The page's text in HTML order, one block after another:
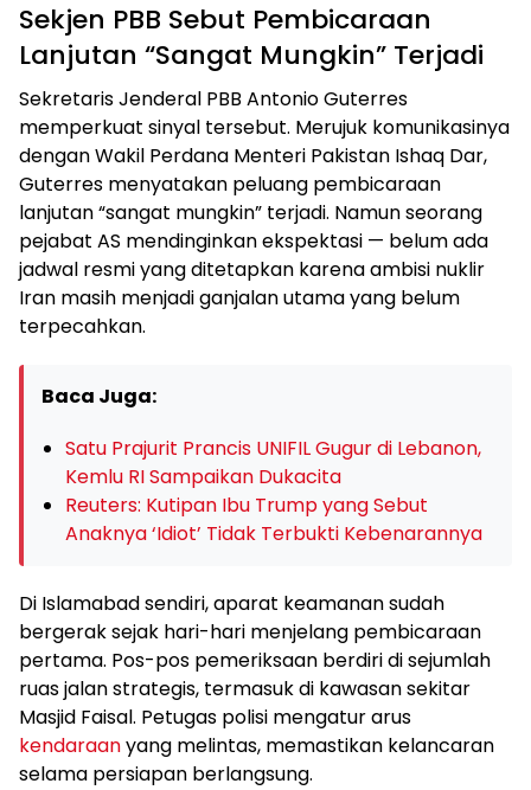
Sekjen PBB Sebut Pembicaraan
Lanjutan “Sangat Mungkin” Terjadi
Sekretaris Jenderal PBB Antonio Guterres
memperkuat sinyal tersebut. Merujuk komunikasinya
dengan Wakil Perdana Menteri Pakistan Ishaq Dar,
Guterres menyatakan peluang pembicaraan
lanjutan “sangat mungkin” terjadi. Namun seorang
pejabat AS mendinginkan ekspektasi — belum ada
jadwal resmi yang ditetapkan karena ambisi nuklir
Iran masih menjadi ganjalan utama yang belum
terpecahkan.
Baca Juga:
Satu Prajurit Prancis UNIFIL Gugur di Lebanon,
Kemlu RI Sampaikan Dukacita
Reuters: Kutipan Ibu Trump yang Sebut
Anaknya ‘Idiot’ Tidak Terbukti Kebenarannya
Di Islamabad sendiri, aparat keamanan sudah
bergerak sejak hari-hari menjelang pembicaraan
pertama. Pos-pos pemeriksaan berdiri di sejumlah
ruas jalan strategis, termasuk di kawasan sekitar
Masjid Faisal. Petugas polisi mengatur arus
kendaraanyang melintas, memastikan kelancaran
selama persiapan berlangsung.